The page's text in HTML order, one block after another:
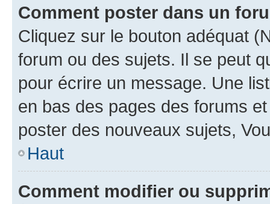
Comment poster dans un
Cliquez sur le bouton adéquat
forum ou des sujets. Il se peut
pour écrire un message. Une
en bas des pages des forums
poster des nouveaux sujets,
Haut
Comment modifier ou